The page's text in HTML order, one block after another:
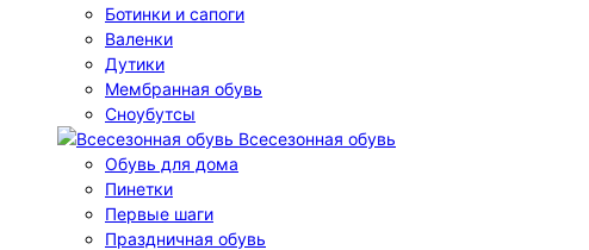
Ботинки и сапоги
Валенки
Дутики
Мембранная обувь
Сноубутсы
Всесезонная обувь
Обувь для дома
Пинетки
Первые шаги
Праздничная обувь